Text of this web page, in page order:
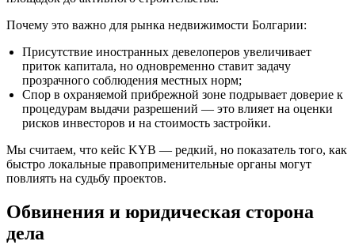
Почему это важно для рынка недвижимости Болгарии:
Присутствие иностранных девелоперов увеличивает
приток капитала, но одновременно ставит задачу
прозрачного соблюдения местных норм;
Спор в охраняемой прибрежной зоне подрывает доверие к
процедурам выдачи разрешений — это влияет на оценки
рисков инвесторов и на стоимость застройки.
Мы считаем, что кейс KYB — редкий, но показатель того, как
быстро локальные правоприменительные органы могут
повлиять на судьбу проектов.
Обвинения и юридическая сторона
дела